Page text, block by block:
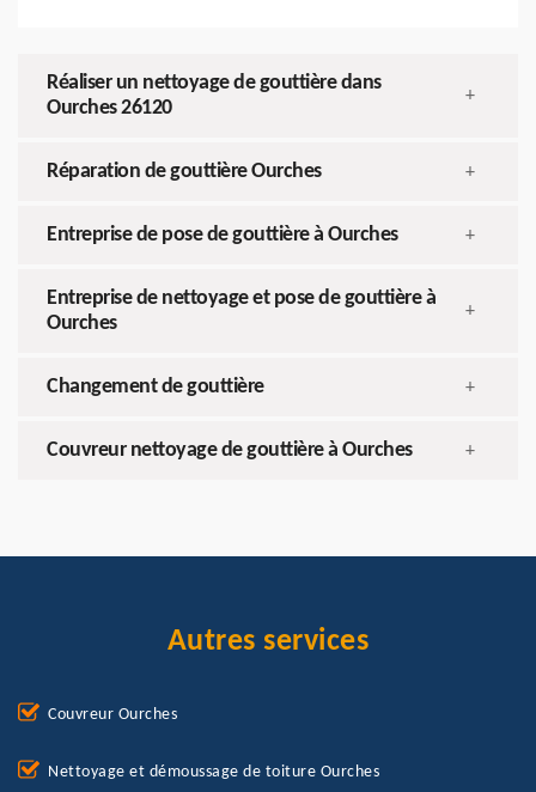
Réaliser un nettoyage de gouttière dans
Ourches 26120
+
Réparation de gouttière Ourches +
Entreprise de pose de gouttière à Ourches +
Entreprise de nettoyage et pose de gouttière à
Ourches
+
Changement de gouttière +
Couvreur nettoyage de gouttière à Ourches +
Autres services
Couvreur Ourches
Nettoyage et démoussage de toiture Ourches